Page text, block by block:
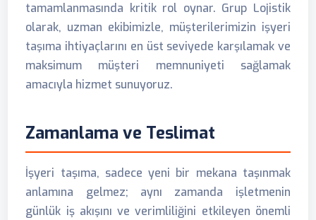
tamamlanmasında kritik rol oynar. Grup Lojistik
olarak, uzman ekibimizle, müşterilerimizin işyeri
taşıma ihtiyaçlarını en üst seviyede karşılamak ve
maksimum müşteri memnuniyeti sağlamak
amacıyla hizmet sunuyoruz.
Zamanlama ve Teslimat
İşyeri taşıma, sadece yeni bir mekana taşınmak
anlamına gelmez; aynı zamanda işletmenin
günlük iş akışını ve verimliliğini etkileyen önemli